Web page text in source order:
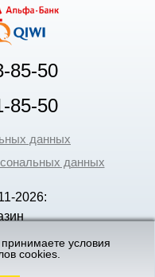
85-50
85-50
данных
данных
2026:
и поддержка
условия
cookies.